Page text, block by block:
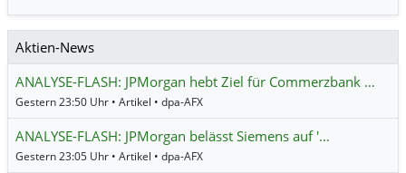
Aktien-News
ANALYSE-FLASH: JPMorgan hebt Ziel für Commerzbank …
Gestern 23:50 Uhr • Artikel • dpa-AFX
ANALYSE-FLASH: JPMorgan belässt Siemens auf '…
Gestern 23:05 Uhr • Artikel • dpa-AFX